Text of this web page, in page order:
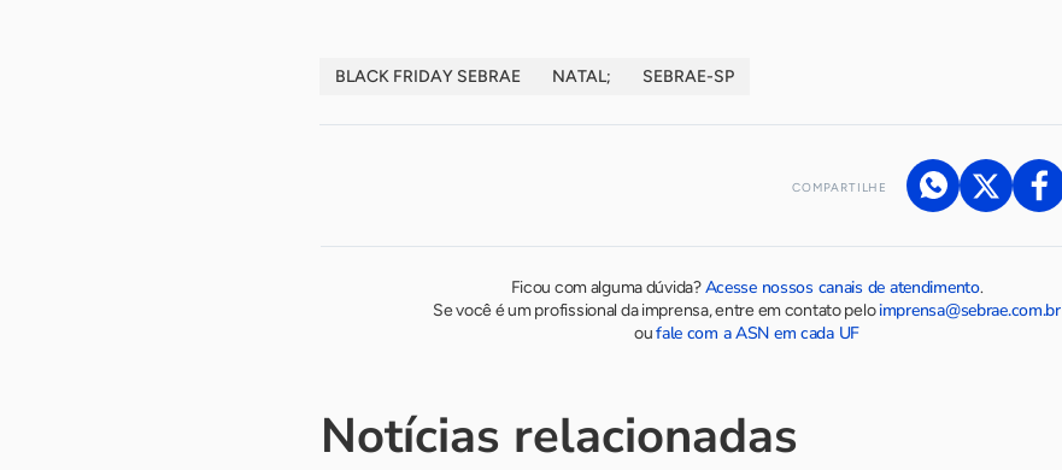
BLACK FRIDAY SEBRAE NATAL; SEBRAE-SP
COMPARTILHE
Ficou com alguma dúvida?Acesse nossos canais de atendimento.
Se você é um profissional da imprensa, entre em contato peloimprensa@sebrae.com.br
oufale com a ASN em cada UF
Notícias relacionadas